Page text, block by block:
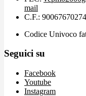
mail
C.F.: 90067670274
Codice Univoco
Seguici su
Facebook
Youtube
Instagram